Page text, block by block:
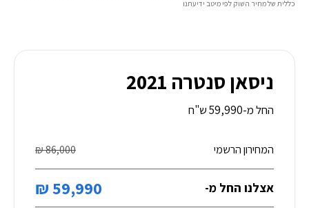
כללית של מחיר השוק לפי מיטב ידיעתנו
ניסאן סנטרה 2021
החל מ-59,990 ש"ח
המחירון הרשמי 86,000 ₪
אצלנו החל מ- 59,990 ₪